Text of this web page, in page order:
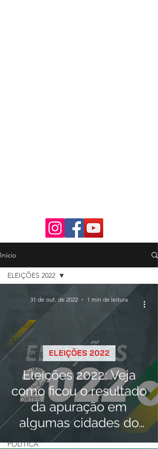
Início
Todos os posts
Sem categoria
CIDADE
CULTURA
DESTAQUE
ECONOMIA
EDUCAÇÃO
ESPORTES
MEIO AMBIENTE
POLÍCIA
POLÍTICA
ELEIÇÕES 2022
Eleições 2022: Veja
como ficou o resultado
da apuração em
algumas cidades do
Alto Paranaíba
ELEIÇÕES 2022
31 de out. de 2022 1 min de leitura